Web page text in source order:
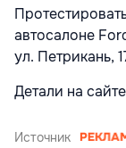
автосалоне
ул. Петрикань,
Детали на
Источник